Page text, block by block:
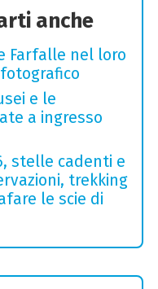
anche
Farfalle nel loro
e le
a ingresso
stelle cadenti e
trekking
le scie di